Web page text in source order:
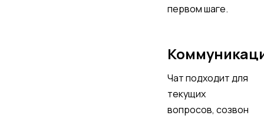
первом шаге.
Чат подходит для
текущих
вопросов, созвон